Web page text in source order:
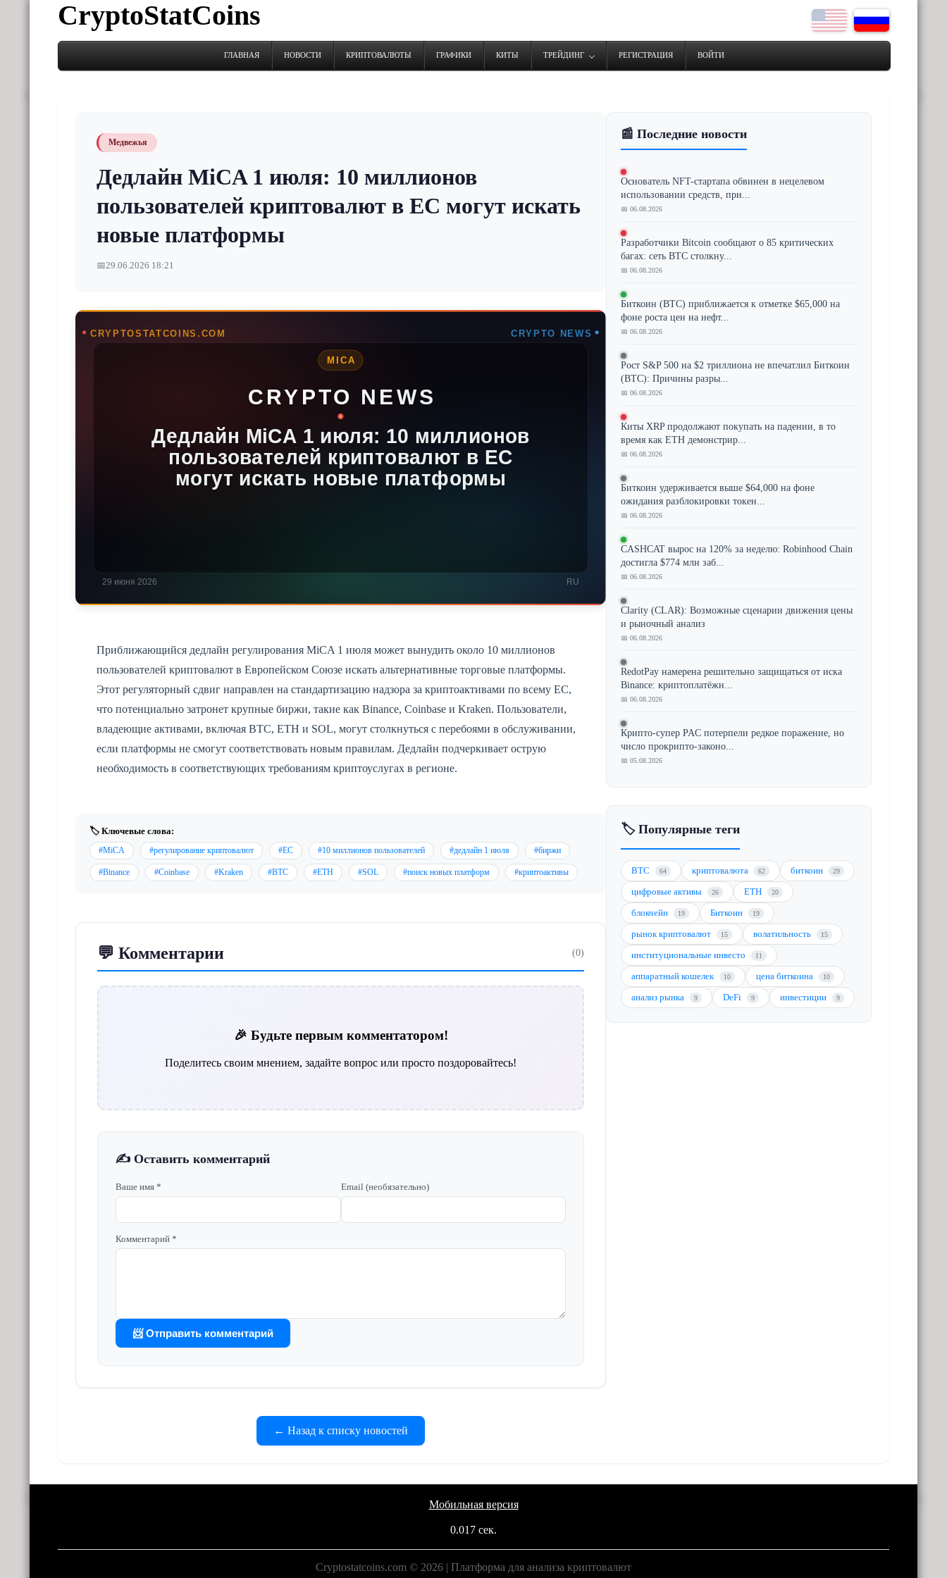
CryptoStatCoins
ГЛАВНАЯ НОВОСТИ КРИПТОВАЛЮТЫ ГРАФИКИ КИТЫ ТРЕЙДИНГ РЕГИСТРАЦИЯ ВОЙТИ
Медвежья
Дедлайн MiCA 1 июля: 10 миллионов
пользователей криптовалют в ЕС могут искать
новые платформы
📅29.06.2026 18:21
Приближающийся дедлайн регулирования MiCA 1 июля может вынудить около 10 миллионов
пользователей криптовалют в Европейском Союзе искать альтернативные торговые платформы.
Этот регуляторный сдвиг направлен на стандартизацию надзора за криптоактивами по всему ЕС,
что потенциально затронет крупные биржи, такие как Binance, Coinbase и Kraken. Пользователи,
владеющие активами, включая BTC, ETH и SOL, могут столкнуться с перебоями в обслуживании,
если платформы не смогут соответствовать новым правилам. Дедлайн подчеркивает острую
необходимость в соответствующих требованиям криптоуслугах в регионе.
🏷️ Ключевые слова:
#MiCA #регулирование криптовалют #ЕС #10 миллионов пользователей #дедлайн 1 июля #биржи
#Binance #Coinbase #Kraken #BTC #ETH #SOL #поиск новых платформ #криптоактивы
💬 Комментарии (0)
🎉 Будьте первым комментатором!
Поделитесь своим мнением, задайте вопрос или просто поздоровайтесь!
✍️ Оставить комментарий
Ваше имя * Email (необязательно)
Комментарий *
📨 Отправить комментарий
← Назад к списку новостей
📰 Последние новости
Основатель NFT-стартапа обвинен в нецелевом
использовании средств, при...
📅 06.08.2026
Разработчики Bitcoin сообщают о 85 критических
багах: сеть BTC столкну...
📅 06.08.2026
Биткоин (BTC) приближается к отметке $65,000 на
фоне роста цен на нефт...
📅 06.08.2026
Рост S&P 500 на $2 триллиона не впечатлил Биткоин
(BTC): Причины разры...
📅 06.08.2026
Киты XRP продолжают покупать на падении, в то
время как ETH демонстрир...
📅 06.08.2026
Биткоин удерживается выше $64,000 на фоне
ожидания разблокировки токен...
📅 06.08.2026
CASHCAT вырос на 120% за неделю: Robinhood Chain
достигла $774 млн заб...
📅 06.08.2026
Clarity (CLAR): Возможные сценарии движения цены
и рыночный анализ
📅 06.08.2026
RedotPay намерена решительно защищаться от иска
Binance: криптоплатёжн...
📅 06.08.2026
Крипто-супер PAC потерпели редкое поражение, но
число прокрипто-законо...
📅 05.08.2026
🏷️ Популярные теги
BTC 64 криптовалюта 62 биткоин 29
цифровые активы 26 ETH 20
блокчейн 19 Биткоин 19
рынок криптовалют 15 волатильность 15
институциональные инвесто 11
аппаратный кошелек 10 цена биткоина 10
анализ рынка 9 DeFi 9 инвестиции 9
Мобильная версия
0.017 сек.
Cryptostatcoins.com © 2026 | Платформа для анализа криптовалют